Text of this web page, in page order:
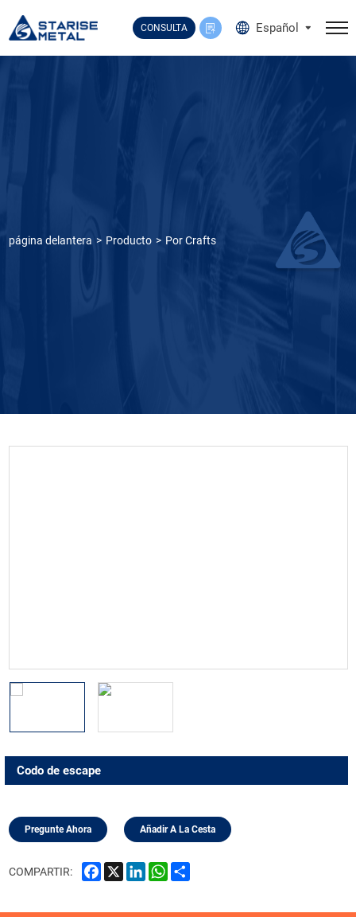
CONSULTA Español
Select Language▼
página delantera Producto Por Crafts
Codo de escape
Pregunte Ahora Añadir A La Cesta
COMPARTIR: Facebook
X LinkedInWhatsApp